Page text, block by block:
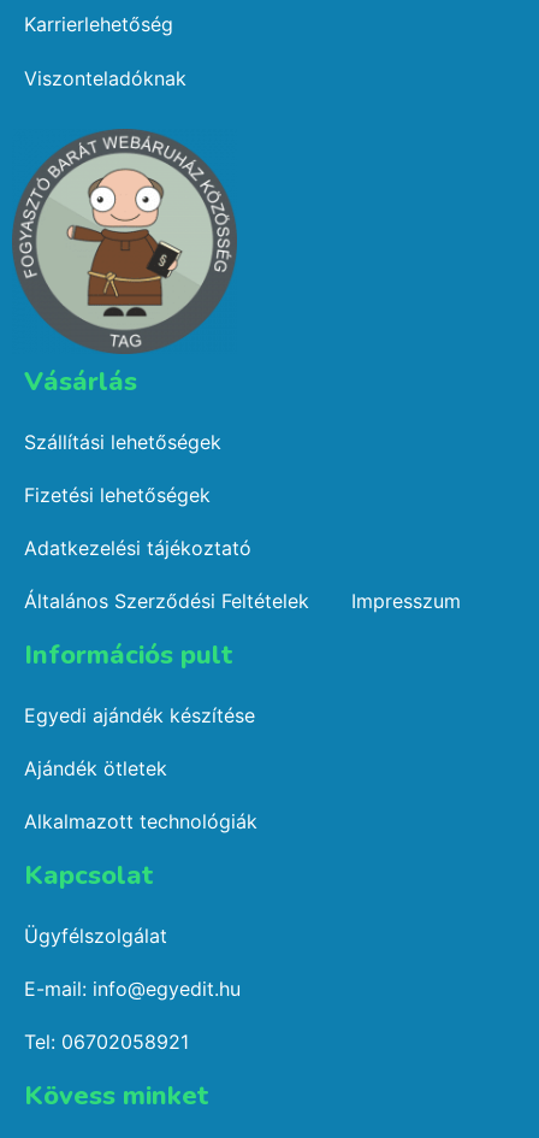
Karrierlehetőség
Viszonteladóknak
Vásárlás​
Szállítási lehetőségek
Fizetési lehetőségek
Adatkezelési tájékoztató
Általános Szerződési Feltételek Impresszum
Információs pult​
Egyedi ajándék készítése
Ajándék ötletek
Alkalmazott technológiák
Kapcsolat​
Ügyfélszolgálat
E-mail: info@egyedit.hu
Tel: 06702058921
Kövess minket